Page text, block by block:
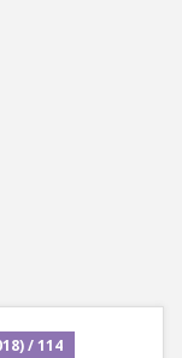
/ 114